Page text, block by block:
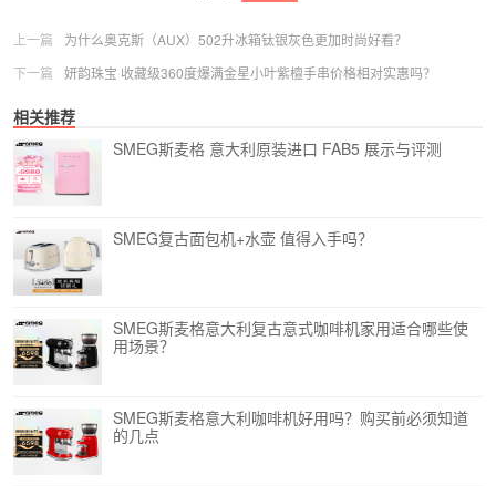
上一篇
为什么奥克斯（AUX）502升冰箱钛银灰色更加时尚好看？
下一篇
妍韵珠宝 收藏级360度爆满金星小叶紫檀手串价格相对实惠吗？
相关推荐
SMEG斯麦格 意大利原装进口 FAB5 展示与评测
SMEG复古面包机+水壶 值得入手吗？
SMEG斯麦格意大利复古意式咖啡机家用适合哪些使
用场景？
SMEG斯麦格意大利咖啡机好用吗？购买前必须知道
的几点